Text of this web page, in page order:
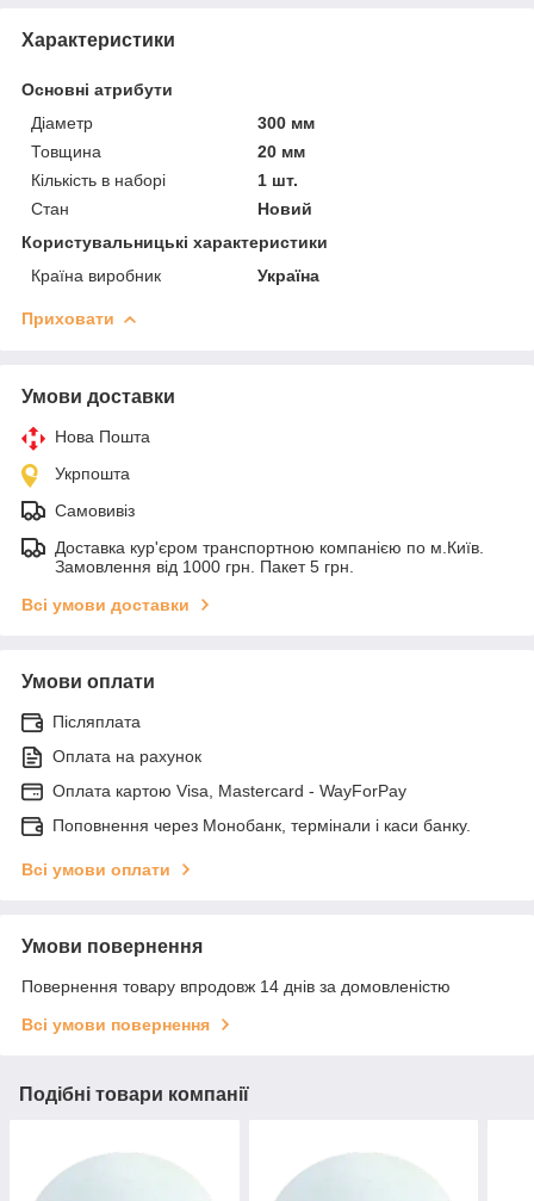
Характеристики
Основні атрибути
Діаметр
300 мм
Товщина
20 мм
Кількість в наборі
1 шт.
Стан
Новий
Користувальницькі характеристики
Країна виробник
Україна
Приховати
Умови доставки
Нова Пошта
Укрпошта
Самовивіз
Доставка кур'єром транспортною компанією по м.Київ.
Замовлення від 1000 грн. Пакет 5 грн.
Всі умови доставки
Умови оплати
Післяплата
Оплата на рахунок
Оплата картою Visa, Mastercard - WayForPay
Поповнення через Монобанк, термінали і каси банку.
Всі умови оплати
Умови повернення
Повернення товару впродовж 14 днів за домовленістю
Всі умови повернення
Подібні товари компанії